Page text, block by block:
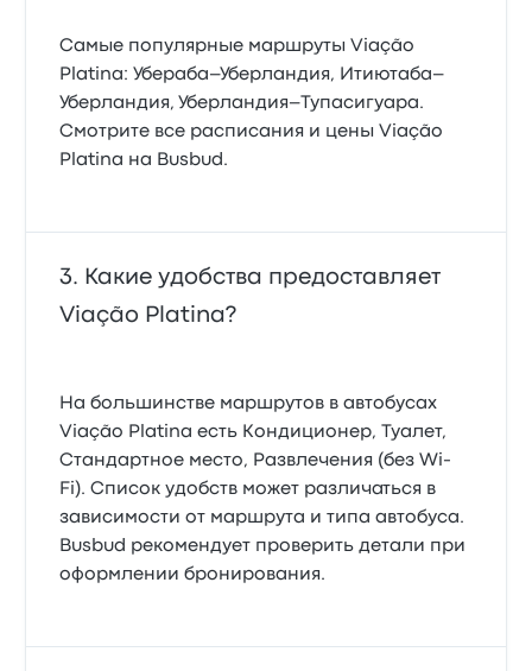
Самые популярные маршруты Viação
Platina: Убераба–Уберландия, Итиютаба–
Уберландия, Уберландия–Тупасигуара.
Смотрите все расписания и цены Viação
Platina на Busbud.
Какие удобства предоставляет
Viação Platina?
На большинстве маршрутов в автобусах
Viação Platina есть Кондиционер, Туалет,
Стандартное место, Развлечения (без Wi-
Fi). Список удобств может различаться в
зависимости от маршрута и типа автобуса.
Busbud рекомендует проверить детали при
оформлении бронирования.